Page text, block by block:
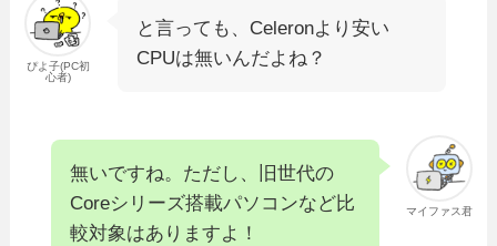
ぴよ子(PC初
心者)
と言っても、Celeronより安い
CPUは無いんだよね？
マイファス君
無いですね。ただし、旧世代の
Coreシリーズ搭載パソコンなど比
較対象はありますよ！